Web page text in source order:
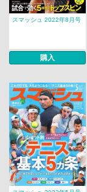
スマッシュ 2022年8月号
購入